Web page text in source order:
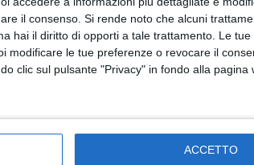
il consenso. Si rende noto che alcuni
hai il diritto di opporti a tale trattamento. Le
modificare le tue preferenze o revocare il
clic sul pulsante "Privacy" in fondo alla pagina
ACCETTO